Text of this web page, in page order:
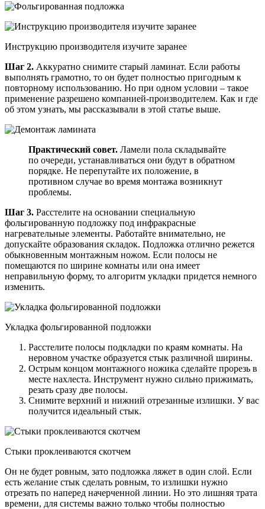
Инструкцию производителя изучите заранее
Шаг 2. Аккуратно снимите старый ламинат. Если работы
выполнять грамотно, то он будет полностью пригодным к
повторному использованию. Но при одном условии – такое
применение разрешено компанией-производителем. Как и где
об этом узнать, мы рассказывали в этой статье выше.
Практический совет. Ламели пола складывайте
по очереди, устанавливаться они будут в обратном
порядке. Не перепутайте их положение, в
противном случае во время монтажа возникнут
проблемы.
Шаг 3. Расстелите на основании специальную
фольгированную подложку под инфракрасные
нагревательные элементы. Работайте внимательно, не
допускайте образования складок. Подложка отлично режется
обыкновенным монтажным ножом. Если полосы не
помещаются по ширине комнаты или она имеет
неправильную форму, то алгоритм укладки придется немного
изменить.
Укладка фольгированной подложки
Расстелите полосы подкладки по краям комнаты. На
неровном участке образуется стык различной ширины.
Острым концом монтажного ножика сделайте прорезь в
месте нахлеста. Инструмент нужно сильно прижимать,
резать сразу две полосы.
Снимите верхний и нижний отрезанные излишки. У вас
получится идеальный стык.
Стыки проклеиваются скотчем
Он не будет ровным, зато подложка ляжет в один слой. Если
есть желание стык сделать ровным, то излишки нужно
отрезать по наперед начерченной линии. Но это лишняя трата
времени, для системы важно только чтобы полностью